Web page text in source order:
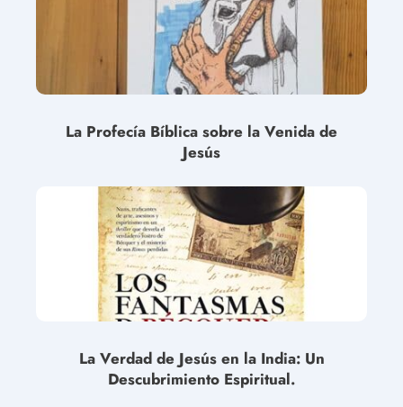
La Profecía Bíblica sobre la Venida de
Jesús
La Verdad de Jesús en la India: Un
Descubrimiento Espiritual.